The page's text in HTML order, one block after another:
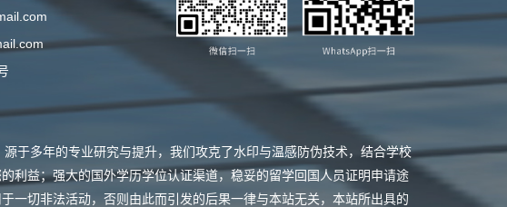
于多年的专业研究与提升，我们攻克了水印与温感防伪技术，结合学校
利益；强大的国外学历学位认证渠道，稳妥的留学回国人员证明申请途
一切非法活动，否则由此而引发的后果一律与本站无关，本站所出具的